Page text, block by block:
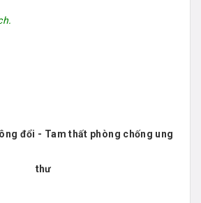
đổi - Tam thất phòng chống ung
thư